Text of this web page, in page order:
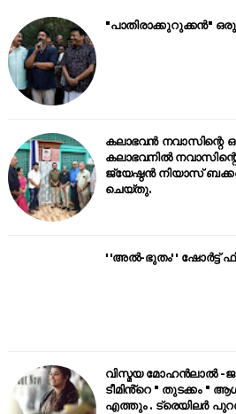
"പാതിരാക്കുറുക്കൻ"
കലാഭവൻ നവാസിന്റെ
കലാഭവനിൽ നവാസിന്റെ
ജ്യേഷ്ഠൻ നിയാസ്
ചെയ്തു.
''അൽ-ഭുതം'' ഷോർട്ട്
വിസ്മയ മോഹൻലാൽ
ടീമിൻ്റെ " തുടക്കം "
എത്തും . ട്രെയിലർ